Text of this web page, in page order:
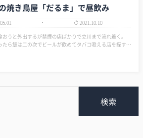
焼き鳥屋「だるま」で昼飲み
2021.10.10
おうと外出するが禁煙の店ばかりで立川まで流れ着く。
たら飯は二の次でビールが飲めてタバコ吸える店を探す。
検索